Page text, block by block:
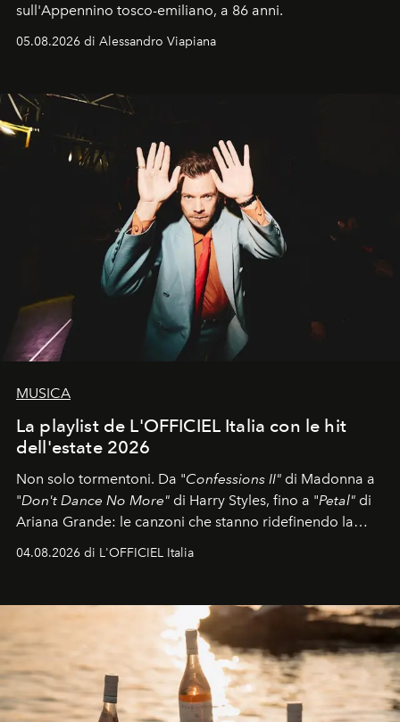
sull'Appennino tosco-emiliano, a 86 anni.
05.08.2026 di Alessandro Viapiana
MUSICA
La playlist de L'OFFICIEL Italia con le hit
dell'estate 2026
Non solo tormentoni. Da "Confessions II" di Madonna a
"Don't Dance No More" di Harry Styles, fino a "Petal" di
Ariana Grande: le canzoni che stanno ridefinendo la
04.08.2026 di L'OFFICIEL Italia